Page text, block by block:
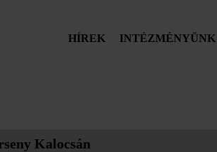
HÍREK INTÉZMÉNYÜNK
Kalocsán